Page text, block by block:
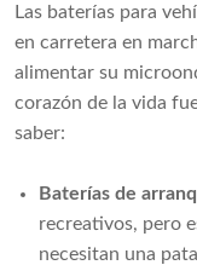
Las baterías para
en carretera en
alimentar su
corazón de la vida
saber:
Baterías de
recreativos, pero
necesitan una